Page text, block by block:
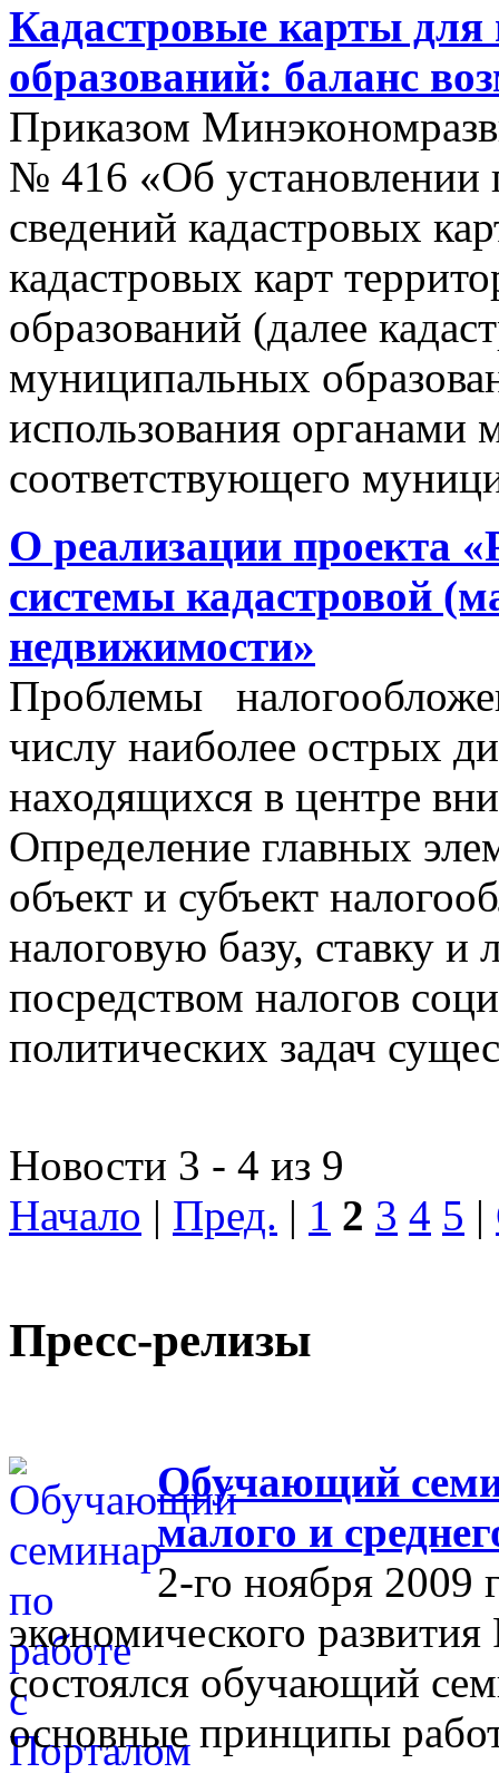
Кадастровые карты
образований: баланс
Приказом
№ 416 «Об установлении
сведений кадастровых
кадастровых карт
образований (далее
муниципальных
использования органами
соответствующего
О реализации проекта
системы кадастровой
недвижимости»
Проблемы
числу наиболее острых
находящихся в центре
Определение главных
объект и субъект
налоговую базу, ставку и
посредством налогов
политических задач
Новости 3 - 4 из 9
Начало | Пред. | 1 2 3 4 5 |
Пресс-релизы
Обучающий
малого и
2-го ноября 2009
экономического
состоялся обучающий
основные принципы